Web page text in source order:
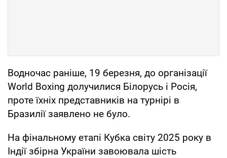
Водночас раніше, 19 березня, до організації
World Boxing долучилися Білорусь і Росія,
проте їхніх представників на турнірі в
Бразилії заявлено не було.
На фінальному етапі Кубка світу 2025 року в
Індії збірна України завоювала шість